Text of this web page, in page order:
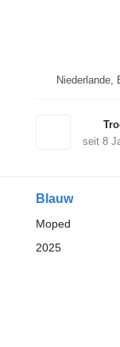
Niederlande,
seit 8
Blauw
Moped
2025